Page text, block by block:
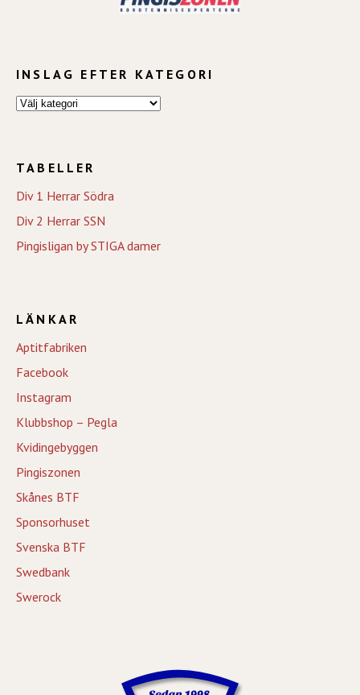
INSLAG EFTER KATEGORI
TABELLER
Div 1 Herrar Södra
Div 2 Herrar SSN
Pingisligan by STIGA damer
LÄNKAR
Aptitfabriken
Facebook
Instagram
Klubbshop – Pegla
Kvidingebyggen
Pingiszonen
Skånes BTF
Sponsorhuset
Svenska BTF
Swedbank
Swerock